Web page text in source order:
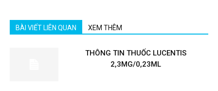
BÀI VIẾT LIÊN QUAN XEM THÊM
THÔNG TIN THUỐC LUCENTIS
2,3MG/0,23ML